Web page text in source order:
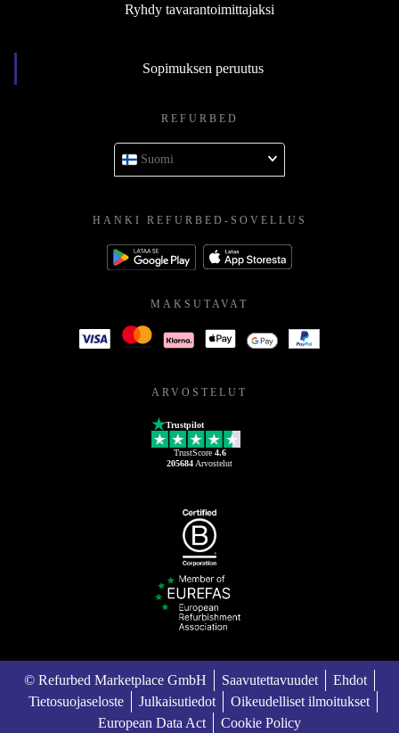
Ryhdy tavarantoimittajaksi
Sopimuksen peruutus
REFURBED
Suomi
HANKI REFURBED-SOVELLUS
MAKSUTAVAT
ARVOSTELUT
Trustpilot
TrustScore 4.6
205684 Arvostelut
© Refurbed Marketplace GmbH Saavutettavuudet
Ehdot
Tietosuojaseloste
Julkaisutiedot
Oikeudelliset ilmoitukset
European Data Act
Cookie Policy